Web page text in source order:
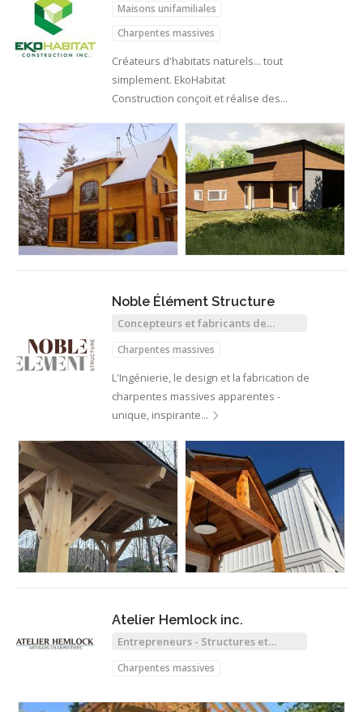
Maisons unifamiliales
Charpentes massives
Créateurs d'habitats naturels... tout
simplement. EkoHabitat
Construction conçoit et réalise des
Noble Élément Structure
Concepteurs et fabricants de
Charpentes massives
L'Ingénierie, le design et la fabrication de
charpentes massives apparentes -
unique, inspirante…
Atelier Hemlock inc.
Entrepreneurs - Structures et
Charpentes massives